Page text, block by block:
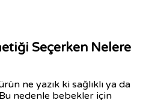
Seçerken Nelere
ne yazık ki sağlıklı ya da
nedenle bebekler için